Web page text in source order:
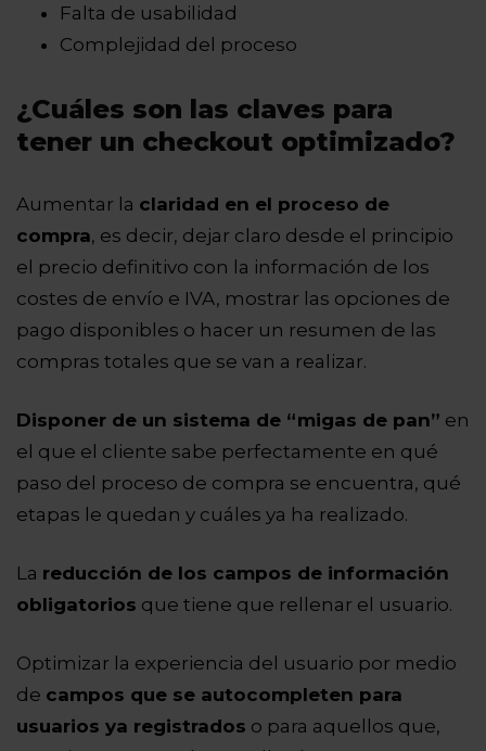
Falta de usabilidad
Complejidad del proceso
¿Cuáles son las claves para
tener un checkout optimizado?
Aumentar la claridad en el proceso de
compra, es decir, dejar claro desde el principio
el precio definitivo con la información de los
costes de envío e IVA, mostrar las opciones de
pago disponibles o hacer un resumen de las
compras totales que se van a realizar.
Disponer de un sistema de “migas de pan” en
el que el cliente sabe perfectamente en qué
paso del proceso de compra se encuentra, qué
etapas le quedan y cuáles ya ha realizado.
La reducción de los campos de información
obligatorios que tiene que rellenar el usuario.
Optimizar la experiencia del usuario por medio
de campos que se autocompleten para
usuarios ya registrados o para aquellos que,